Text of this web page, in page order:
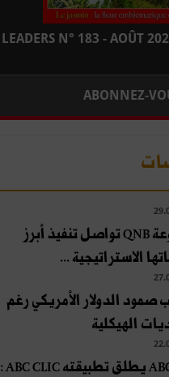
LEADERS N° 183 - AOÛT
ABONNEZ-
مجموعة QNB تواصل تنفيذ أبرز
الاستراتيجية ...
صمود الدولار الأمريكي رغم
الهيكلية
بنك ABC يطلق تطبيقته ABC CLIC :